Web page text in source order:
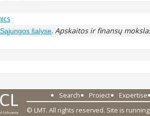
šalyse. Apskaitos ir finansų
Search Project Expertise
© LMT. All rights reserved. Site is